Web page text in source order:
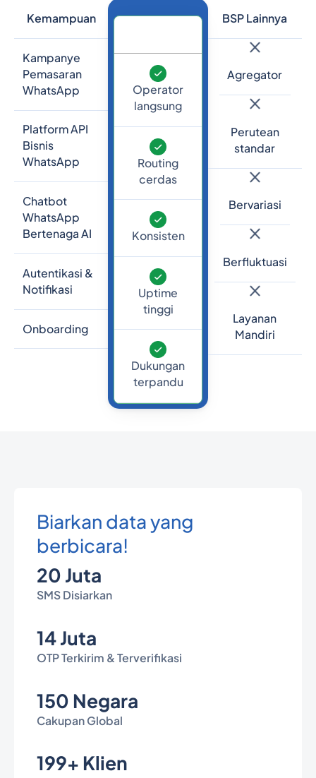
Kemampuan
Kampanye
Pemasaran
WhatsApp
Platform API
Bisnis
WhatsApp
Chatbot
WhatsApp
Bertenaga AI
Autentikasi &
Notifikasi
Onboarding
Operator
langsung
Routing
cerdas
Konsisten
Uptime
tinggi
Dukungan
terpandu
BSP Lainnya
Agregator
Perutean
standar
Bervariasi
Berfluktuasi
Layanan
Mandiri
Biarkan data yang
berbicara!
20 Juta
SMS Disiarkan
14 Juta
OTP Terkirim & Terverifikasi
150 Negara
Cakupan Global
199+ Klien